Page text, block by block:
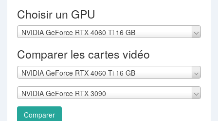
Choisir un GPU
NVIDIA GeForce RTX 4060 Ti 16 GB
Comparer les cartes vidéo
NVIDIA GeForce RTX 4060 Ti 16 GB
NVIDIA GeForce RTX 3090
Comparer